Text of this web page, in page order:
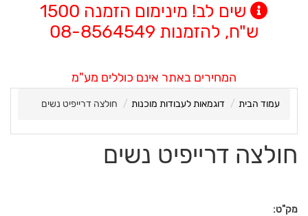
שים לב! מינימום הזמנה 1500
ש"ח, להזמנות 08-8564549
המחירים באתר אינם כוללים מע"מ
עמוד הבית דוגמאות לעבודות מוכנות חולצה דרייפיט נשים
חולצה דרייפיט נשים
מק"ט: